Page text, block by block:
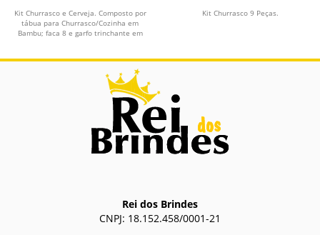
Kit Churrasco e Cerveja. Composto por
tábua para Churrasco/Cozinha em
Bambu; faca 8 e garfo trinchante em
Kit Churrasco 9 Peças.
Rei dos Brindes
CNPJ: 18.152.458/0001-21